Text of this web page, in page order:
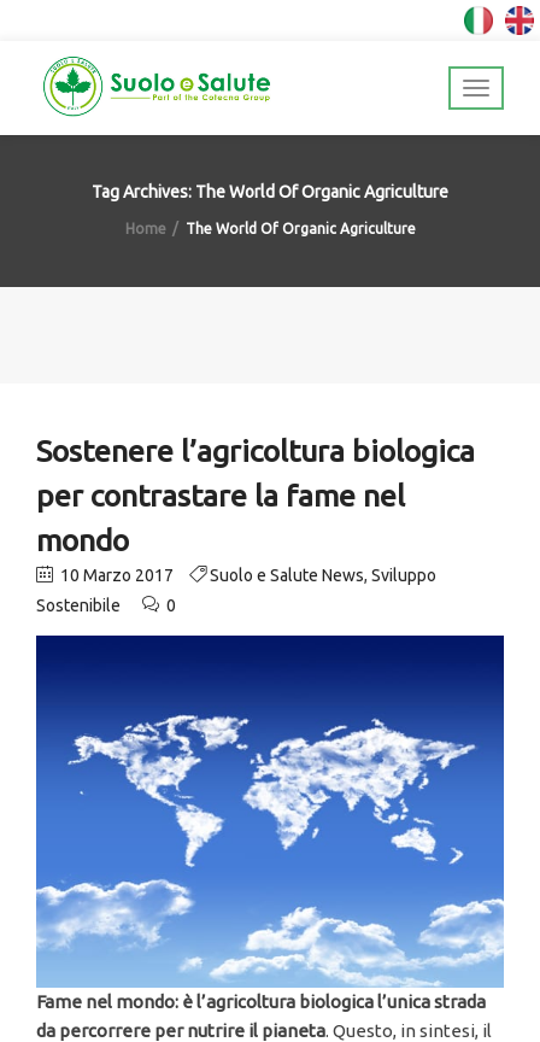
Tag Archives: The World Of Organic Agriculture
Home The World Of Organic Agriculture
Sostenere l’agricoltura biologica
per contrastare la fame nel
mondo
10 Marzo 2017 Suolo e Salute News, Sviluppo
Sostenibile
0
Fame nel mondo: è l’agricoltura biologica l’unica strada
da percorrere per nutrire il pianeta. Questo, in sintesi, il